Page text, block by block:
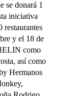
se donará 1
iniciativa
restaurantes
y el 18 de
como
así como
Hermanos